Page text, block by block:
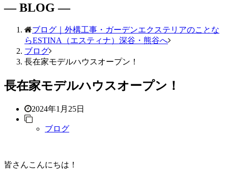
― BLOG ―
ブログ｜外構工事・ガーデンエクステリアのことな
らESTINA（エスティナ）深谷・熊谷へ
ブログ
長在家モデルハウスオープン！
長在家モデルハウスオープン！
2024年1月25日
ブログ
皆さんこんにちは！